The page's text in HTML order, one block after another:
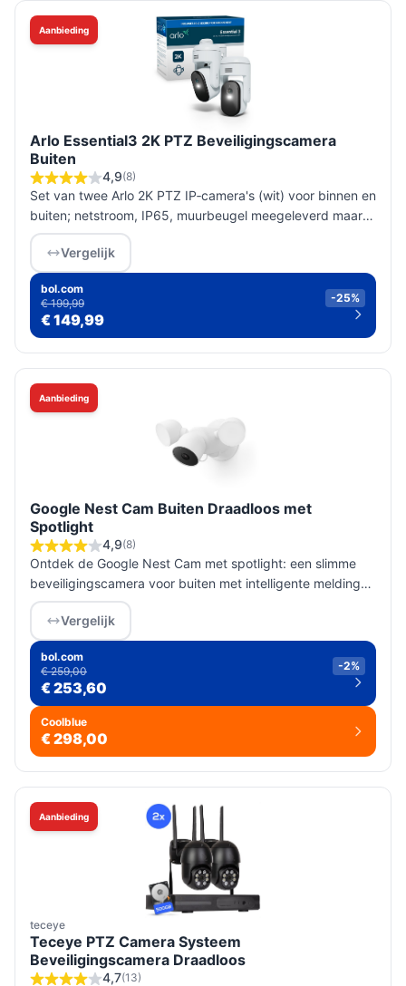
Aanbieding
Arlo Essential3 2K PTZ Beveiligingscamera
Buiten
4,9(8)
Set van twee Arlo 2K PTZ IP‑camera's (wit) voor binnen en
buiten; netstroom, IP65, muurbeugel meegeleverd maar
geen montagemateriaal. Niet uitbreidbaar; controleer
netstroomvoorzie...
Vergelijk
bol.com
€ 199,99
€ 149,99
-25%
Aanbieding
Google Nest Cam Buiten Draadloos met
Spotlight
4,9(8)
Ontdek de Google Nest Cam met spotlight: een slimme
beveiligingscamera voor buiten met intelligente meldingen
en een ingebouwde spotlight voor optimale bescherming.
Vergelijk
bol.com
€ 259,00
€ 253,60
-2%
Coolblue
€ 298,00
Aanbieding
teceye
Teceye PTZ Camera Systeem
Beveiligingscamera Draadloos
4,7(13)